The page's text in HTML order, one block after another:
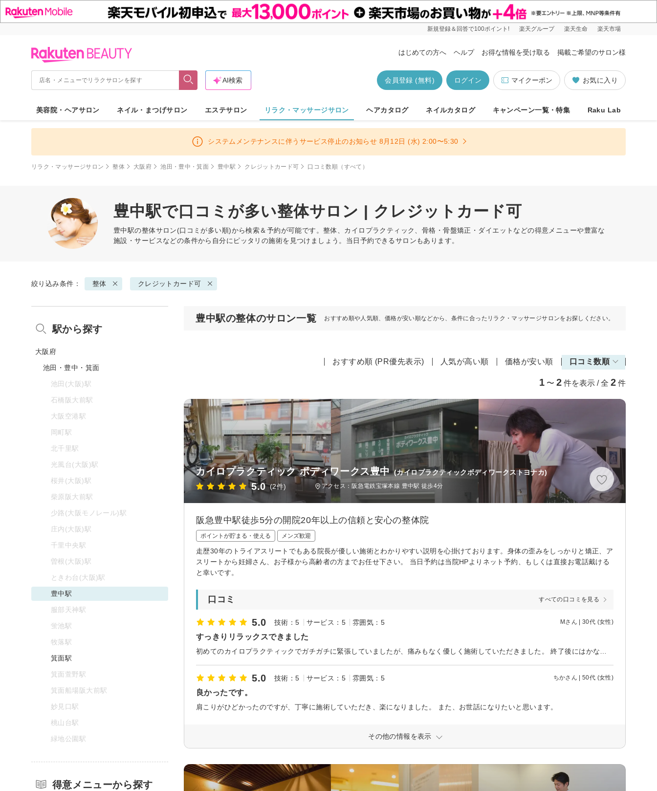
新規登録＆回答で100ポイント! 楽天グループ 楽天生命 楽天市場
はじめての方へ ヘルプ お得な情報を受け取る 掲載ご希望のサロン様
お気に入り
マイクーポン
ログイン
会員登録 (無料)
AI検索
美容院・ヘアサロン ネイル・まつげサロン エステサロン リラク・マッサージサロン ヘアカタログ ネイルカタログ キャンペーン一覧・特集 Raku Lab
システムメンテナンスに伴うサービス停止のお知らせ 8月12日 (水) 2:00〜5:30
リラク・マッサージサロン 整体 大阪府 池田・豊中・箕面 豊中駅 クレジットカード可 口コミ数順（すべて）
豊中駅で口コミが多い整体サロン | クレジットカード可
豊中駅の整体サロン(口コミが多い順)から検索＆予約が可能です。整体、カイロプラクティック、骨格・骨盤矯正・ダイエットなどの得意メニューや豊富な
施設・サービスなどの条件から自分にピッタリの施術を見つけましょう。当日予約できるサロンもあります。
絞り込み条件： 整体 クレジットカード可
豊中駅の整体のサロン一覧 おすすめ順や人気順、価格が安い順などから、条件に合ったリラク・マッサージサロンをお探しください。
おすすめ順 (PR優先表示) 人気が高い順 価格が安い順 口コミ数順
1 〜 2 件を表示 / 全 2 件
カイロプラクティック ボディワークス豊中 (カイロプラクティックボディワークストヨナカ)
5.0 (2件) アクセス：阪急電鉄宝塚本線 豊中駅 徒歩4分
阪急豊中駅徒歩5分の開院20年以上の信頼と安心の整体院
ポイントが貯まる・使える メンズ歓迎
走歴30年のトライアスリートでもある院長が優しい施術とわかりやすい説明を心掛けております。身体の歪みをしっかりと矯正、ア
スリートから妊婦さん、お子様から高齢者の方までお任せ下さい。 当日予約は当院HPよりネット予約、もしくは直接お電話戴ける
と幸いです。
口コミ すべての口コミを見る
5.0 技術：5 サービス：5 雰囲気：5 Mさん | 30代 (女性)
すっきりリラックスできました
5.0 技術：5 サービス：5 雰囲気：5 ちかさん | 50代 (女性)
良かったです。
肩こりがひどかったのですが、丁寧に施術していただき、楽になりました。 また、お世話になりたいと思います。
その他の情報を表示
駅から探す
大阪府
池田・豊中・箕面
池田(大阪)駅
石橋阪大前駅
大阪空港駅
岡町駅
北千里駅
光風台(大阪)駅
桜井(大阪)駅
柴原阪大前駅
少路(大阪モノレール)駅
庄内(大阪)駅
千里中央駅
曽根(大阪)駅
ときわ台(大阪)駅
豊中駅
服部天神駅
蛍池駅
牧落駅
箕面駅
箕面萱野駅
箕面船場阪大前駅
妙見口駅
桃山台駅
緑地公園駅
得意メニューから探す